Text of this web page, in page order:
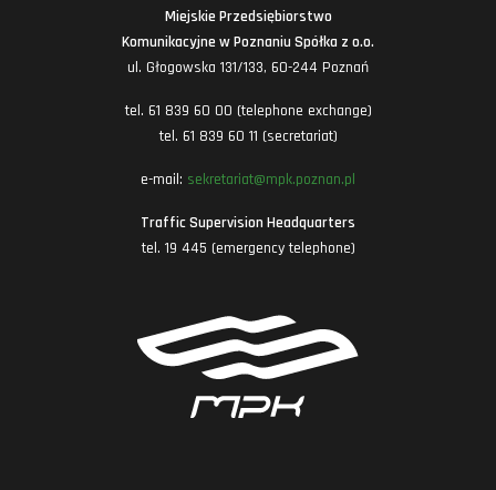
Miejskie Przedsiębiorstwo
Komunikacyjne w Poznaniu Spółka z o.o.
ul. Głogowska 131/133, 60-244 Poznań
tel. 61 839 60 00 (telephone exchange)
tel. 61 839 60 11 (secretariat)
e-mail: sekretariat@mpk.poznan.pl
Traffic Supervision Headquarters
tel. 19 445 (emergency telephone)